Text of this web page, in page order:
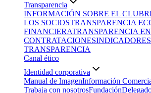
Transparencia
INFORMACIÓN SOBRE EL CLUB
LOS SOCIOSTRANSPARENCIA
FINANCIERATRANSPARENCIA
CONTRATACIONES
TRANSPARENCIA
Canal ético
Identidad corporativa
Manual de ImagenInformación
Trabaja con nosotrosFundación